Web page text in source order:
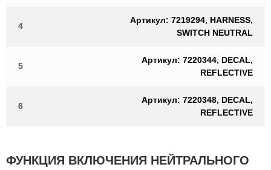
4
Артикул: 7219294, HARNESS,
SWITCH NEUTRAL
5
Артикул: 7220344, DECAL,
REFLECTIVE
6
Артикул: 7220348, DECAL,
REFLECTIVE
ФУНКЦИЯ ВКЛЮЧЕНИЯ НЕЙТРАЛЬНОГО